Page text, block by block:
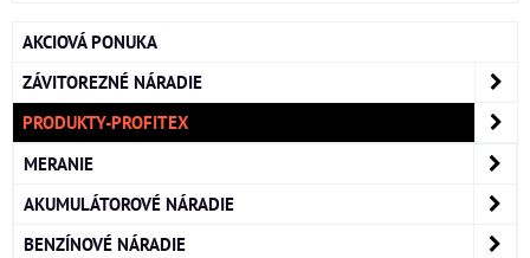
AKCIOVÁ PONUKA
ZÁVITOREZNÉ NÁRADIE
PRODUKTY-PROFITEX
MERANIE
AKUMULÁTOROVÉ NÁRADIE
BENZÍNOVÉ NÁRADIE